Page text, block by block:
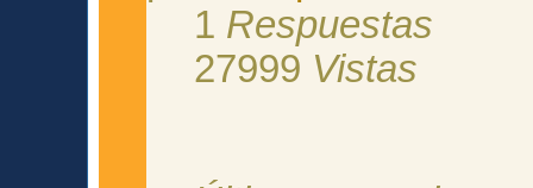
1 Respuestas
27999 Vistas